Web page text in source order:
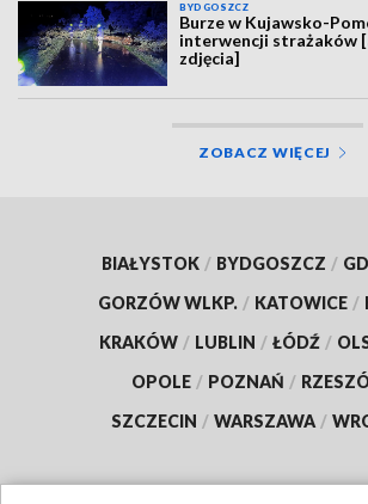
BYDGOSZCZ
Burze w Kujawsko-
interwencji strażaków
zdjęcia]
ZOBACZ WIĘCEJ
BIAŁYSTOK / BYDGOSZCZ /
GORZÓW WLKP. / KATOWICE /
KRAKÓW / LUBLIN / ŁÓDŹ /
OPOLE / POZNAŃ /
SZCZECIN / WARSZAWA /